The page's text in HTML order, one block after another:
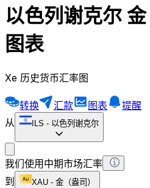
以色列谢克尔
图表
Xe 历史货币汇率图
转换 汇款 图表
提醒
从
ILS - 以色列谢克尔
我们使用中期市场汇率
到
XAU - 金（盎司）